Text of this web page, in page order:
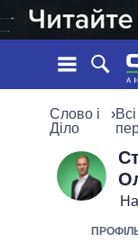
СТРІЧКА
ПОДІЇ
ДУМКИ
УСІ
Слово і
Діло
›Всі